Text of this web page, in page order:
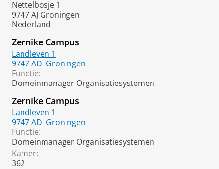
Nettelbosje 1
9747 AJ Groningen
Nederland
Zernike Campus
Landleven 1
9747 AD Groningen
Functie:
Domeinmanager Organisatiesystemen
Zernike Campus
Landleven 1
9747 AD Groningen
Functie:
Domeinmanager Organisatiesystemen
Kamer:
362